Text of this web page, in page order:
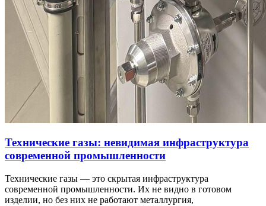
Технические газы: невидимая инфраструктура
современной промышленности
Технические газы — это скрытая инфраструктура
современной промышленности. Их не видно в готовом
изделии, но без них не работают металлургия,